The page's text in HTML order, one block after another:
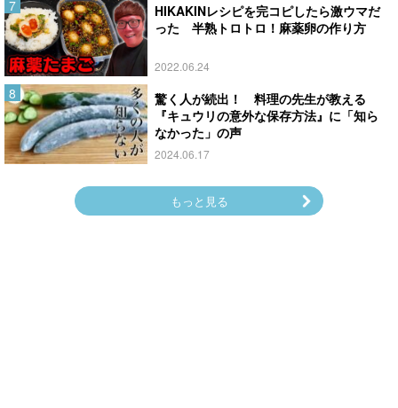
HIKAKINレシピを完コピしたら激ウマだ
った 半熟トロトロ！麻薬卵の作り方
2022.06.24
驚く人が続出！ 料理の先生が教える
『キュウリの意外な保存方法』に「知ら
なかった」の声
2024.06.17
もっと見る